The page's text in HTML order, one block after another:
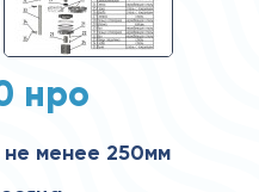
нро
менее 250мм